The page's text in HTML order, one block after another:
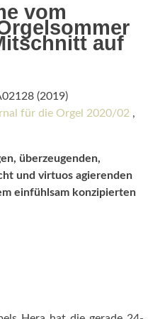
vom
auf
(2019)
für die Orgel 2020/02 ,
überzeugenden,
und virtuos agierenden
einfühlsam konzipierten